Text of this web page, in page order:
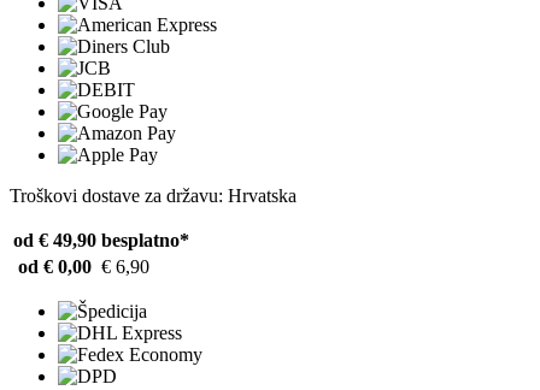
Troškovi dostave za državu: Hrvatska
od € 49,90 besplatno*
od € 0,00 € 6,90